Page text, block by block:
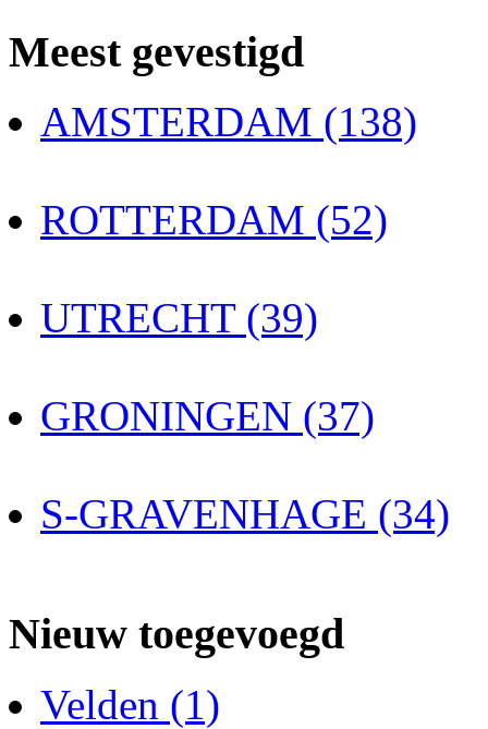
Meest gevestigd
AMSTERDAM (138)
ROTTERDAM (52)
UTRECHT (39)
GRONINGEN (37)
S-GRAVENHAGE (34)
Nieuw toegevoegd
Velden (1)